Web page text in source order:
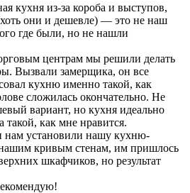
кухня из-за короба и выступов,
они и дешевле) — это не наш
где были, но не нашли
центрам мы решили делать
Вызвали замерщика, он все
кухню именно такой, как
сложилась окончательно. Не
вариант, но кухня идеально
такой, как мне нравится.
нам установили нашу кухню-
кривым стенам, им пришлось
шкафчиков, но результат